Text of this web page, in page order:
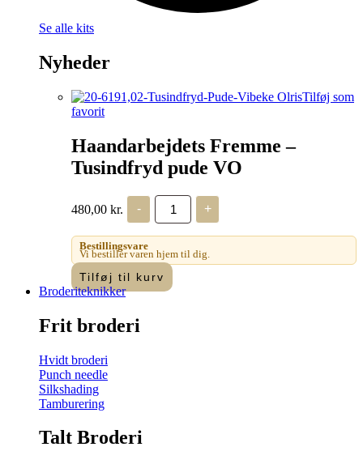
Se alle kits
Nyheder
Tilføj som
favorit
Haandarbejdets Fremme –
Tusindfryd pude VO
480,00 kr. -
Haandarbejdets
Fremme
-
Tusindfryd
pude
VO
antal
+
Bestillingsvare
Vi bestiller varen hjem til dig.
Tilføj til kurv
Broderiteknikker
Frit broderi
Hvidt broderi
Punch needle
Silkshading
Tamburering
Talt Broderi